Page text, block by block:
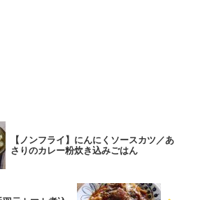
【ノンフライ】にんにくソースカツ／あ
さりのカレー粉炊き込みごはん